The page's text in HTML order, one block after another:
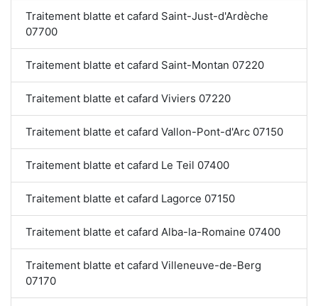
Traitement blatte et cafard Saint-Just-d'Ardèche
07700
Traitement blatte et cafard Saint-Montan 07220
Traitement blatte et cafard Viviers 07220
Traitement blatte et cafard Vallon-Pont-d'Arc 07150
Traitement blatte et cafard Le Teil 07400
Traitement blatte et cafard Lagorce 07150
Traitement blatte et cafard Alba-la-Romaine 07400
Traitement blatte et cafard Villeneuve-de-Berg
07170